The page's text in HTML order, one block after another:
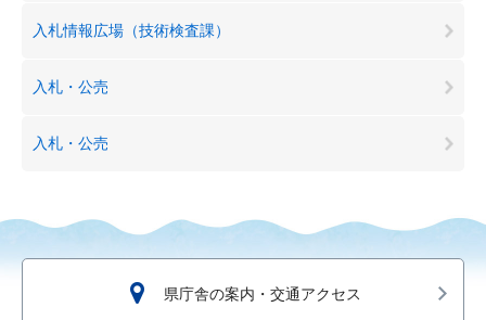
入札情報広場（技術検査課）
入札・公売
入札・公売
県庁舎の案内・交通アクセス